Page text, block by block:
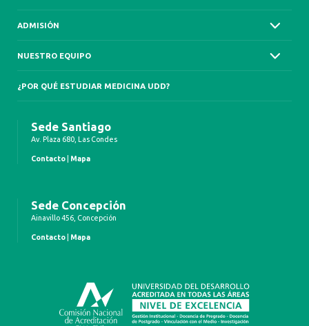
ADMISIÓN
NUESTRO EQUIPO
¿POR QUÉ ESTUDIAR MEDICINA UDD?
Sede Santiago
Av. Plaza 680, Las Condes
Contacto Mapa
Sede Concepción
Ainavillo 456, Concepción
Contacto Mapa